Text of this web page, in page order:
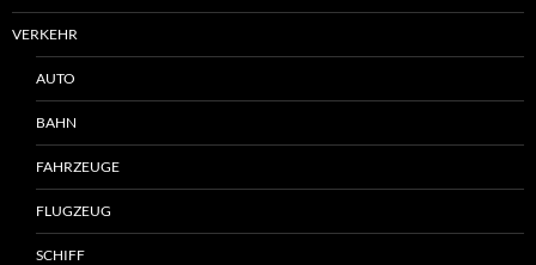
VERKEHR
AUTO
BAHN
FAHRZEUGE
FLUGZEUG
SCHIFF